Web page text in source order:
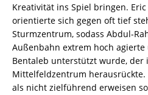
Kreativität ins Spiel bringen.
orientierte sich gegen oft tief
Sturmzentrum, sodass Abdul-
Außenbahn extrem hoch
Bentaleb unterstützt wurde, der
Mittelfeldzentrum herausrückte.
als nicht zielführend erweisen